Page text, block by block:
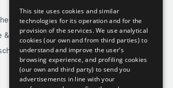
& Gepäck
& Tierbedarf
& Industrie
This site uses cookies and similar
technologies for its operation and for the
provision of the services. We use analytical
cookies (our own and from third parties) to
understand and improve the user’s
browsing experience, and profiling cookies
(our own and third party) to send you
advertisements in line with your